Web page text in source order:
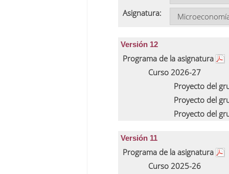
Asignatura:
Versión 12
Programa de la asignatura
Curso 2026-27
Proyecto del
Proyecto del
Proyecto del
Versión 11
Programa de la asignatura
Curso 2025-26